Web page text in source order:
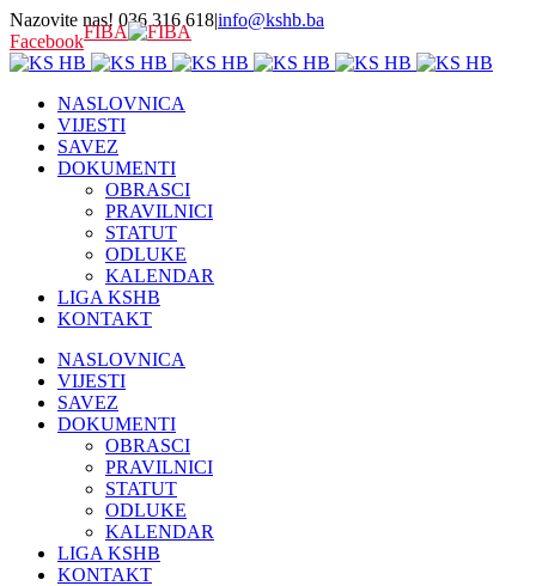
Nazovite nas! 036 316 618|info@kshb.ba
FacebookFIBA
NASLOVNICA
VIJESTI
SAVEZ
DOKUMENTI
OBRASCI
PRAVILNICI
STATUT
ODLUKE
KALENDAR
LIGA KSHB
KONTAKT
NASLOVNICA
VIJESTI
SAVEZ
DOKUMENTI
OBRASCI
PRAVILNICI
STATUT
ODLUKE
KALENDAR
LIGA KSHB
KONTAKT